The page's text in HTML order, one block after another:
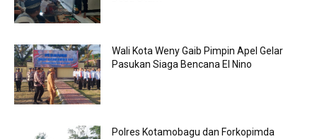
Wali Kota Weny Gaib Pimpin Apel Gelar
Pasukan Siaga Bencana El Nino
Polres Kotamobagu dan Forkopimda